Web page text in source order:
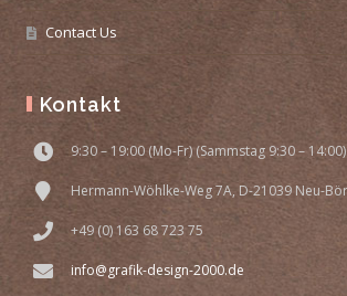
Contact Us
Kontakt
9:30 – 19:00 (Mo-Fr) (Sammstag 9:30 – 14:00)
Hermann-Wöhlke-Weg 7A, D-21039 Neu-
+49 (0) 163 68 723 75
info@grafik-design-2000.de